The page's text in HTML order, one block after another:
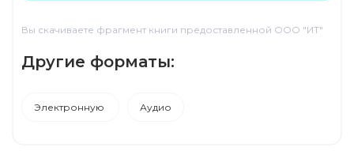
Вы скачиваете фрагмент книги предоставленной ООО "ИТ"
Другие форматы:
Электронную Аудио